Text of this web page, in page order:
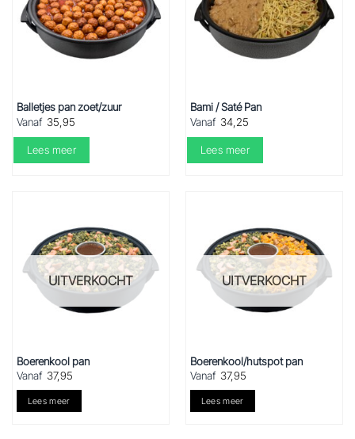
Balletjes pan zoet/zuur
Vanaf 35,95
Lees meer
Bami / Saté Pan
Vanaf 34,25
Lees meer
UITVERKOCHT
Boerenkool pan
Vanaf 37,95
Lees meer
UITVERKOCHT
Boerenkool/hutspot pan
Vanaf 37,95
Lees meer